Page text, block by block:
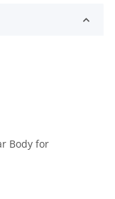
Body for